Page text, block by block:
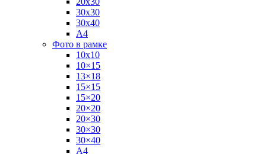
30х30
30х40
А4
Фото в рамке
10х10
10×15
13×18
15×15
15×20
20×20
20×30
30×30
30×40
A4